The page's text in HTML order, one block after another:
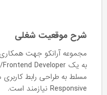
شرح موقعیت شغلی
مجموعه آرانکو جهت
مسلط به طراحی رابط
Responsive نیازمند است.